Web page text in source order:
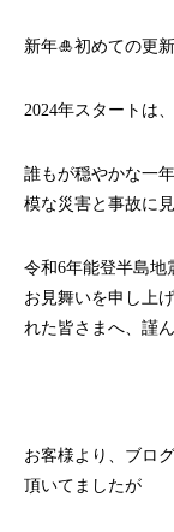
新年🎍初めての更
2024年スタートは
誰もが穏やかな一
模な災害と事故に
令和6年能登半島地
お見舞いを申し上
れた皆さまへ、謹
お客様より、ブロ
頂いてましたが